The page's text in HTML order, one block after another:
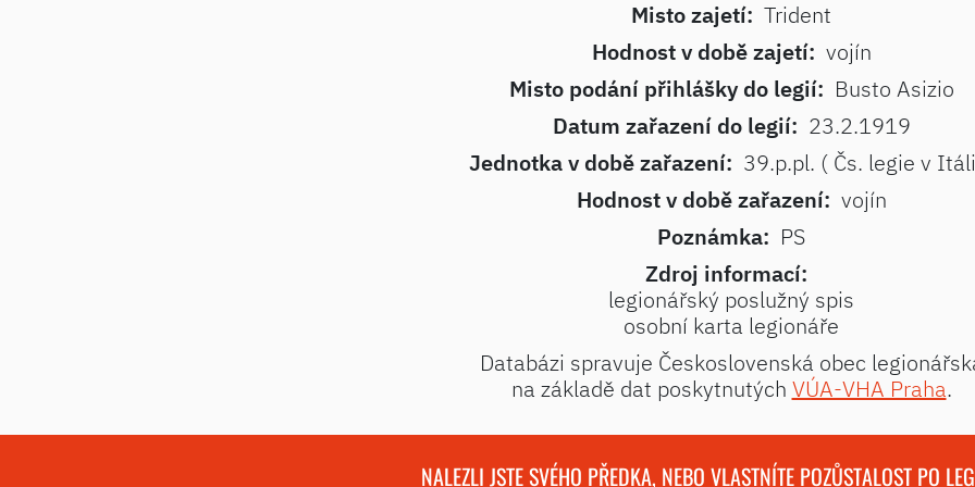
Misto zajetí: Trident
Hodnost v době zajetí: vojín
Misto podání přihlášky do legií: Busto Asizio
Datum zařazení do legií: 23.2.1919
Jednotka v době zařazení: 39.p.pl. ( Čs. legie v
Hodnost v době zařazení: vojín
Poznámka: PS
Zdroj informací:
legionářský poslužný spis
osobní karta legionáře
Databázi spravuje Československá obec
na základě dat poskytnutých VÚA-VHA Praha.
NALEZLI JSTE SVÉHO PŘEDKA, NEBO VLASTNÍTE POZŮSTALOST PO